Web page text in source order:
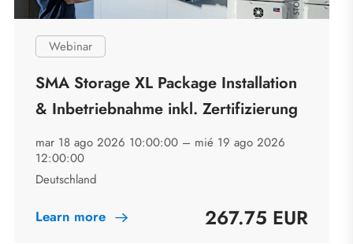
Webinar
SMA Storage XL Package Installation
& Inbetriebnahme inkl. Zertifizierung
mar 18 ago 2026 10:00:00 – mié 19 ago 2026
12:00:00
Deutschland
Learn more 267.75 EUR